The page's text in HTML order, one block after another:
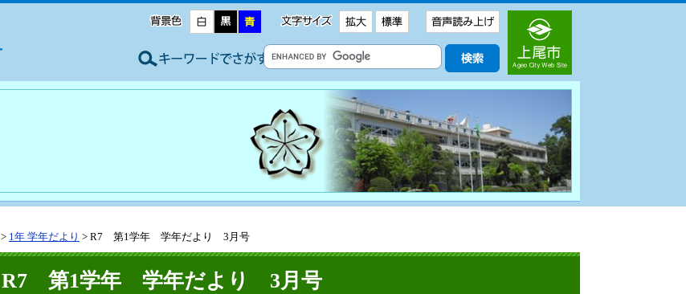
> 1年 学年だより > R7 第1学年 学年だより 3月号
R7 第1学年 学年だより 3月号